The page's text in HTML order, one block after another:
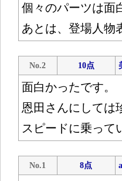
個々のパーツは面
あとは、登場人物
No.2 10点
面白かったです。
恩田さんにしては
スピードに乗って
No.1 8点